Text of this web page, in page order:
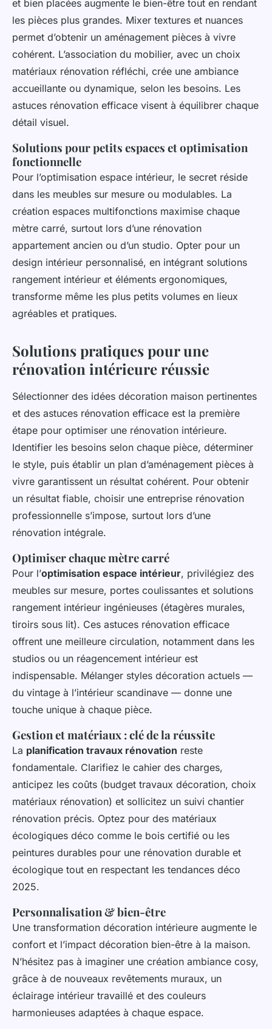
et bien placées augmente le bien-être tout en rendant
les pièces plus grandes. Mixer textures et nuances
permet d’obtenir un aménagement pièces à vivre
cohérent. L’association du mobilier, avec un choix
matériaux rénovation réfléchi, crée une ambiance
accueillante ou dynamique, selon les besoins. Les
astuces rénovation efficace visent à équilibrer chaque
détail visuel.
Solutions pour petits espaces et optimisation
fonctionnelle
Pour l’optimisation espace intérieur, le secret réside
dans les meubles sur mesure ou modulables. La
création espaces multifonctions maximise chaque
mètre carré, surtout lors d’une rénovation
appartement ancien ou d’un studio. Opter pour un
design intérieur personnalisé, en intégrant solutions
rangement intérieur et éléments ergonomiques,
transforme même les plus petits volumes en lieux
agréables et pratiques.
Solutions pratiques pour une
rénovation intérieure réussie
Sélectionner des idées décoration maison pertinentes
et des astuces rénovation efficace est la première
étape pour optimiser une rénovation intérieure.
Identifier les besoins selon chaque pièce, déterminer
le style, puis établir un plan d’aménagement pièces à
vivre garantissent un résultat cohérent. Pour obtenir
un résultat fiable, choisir une entreprise rénovation
professionnelle s’impose, surtout lors d’une
rénovation intégrale.
Optimiser chaque mètre carré
Pour l’optimisation espace intérieur, privilégiez des
meubles sur mesure, portes coulissantes et solutions
rangement intérieur ingénieuses (étagères murales,
tiroirs sous lit). Ces astuces rénovation efficace
offrent une meilleure circulation, notamment dans les
studios ou un réagencement intérieur est
indispensable. Mélanger styles décoration actuels —
du vintage à l’intérieur scandinave — donne une
touche unique à chaque pièce.
Gestion et matériaux : clé de la réussite
La planification travaux rénovation reste
fondamentale. Clarifiez le cahier des charges,
anticipez les coûts (budget travaux décoration, choix
matériaux rénovation) et sollicitez un suivi chantier
rénovation précis. Optez pour des matériaux
écologiques déco comme le bois certifié ou les
peintures durables pour une rénovation durable et
écologique tout en respectant les tendances déco
2025.
Personnalisation & bien-être
Une transformation décoration intérieure augmente le
confort et l’impact décoration bien-être à la maison.
N’hésitez pas à imaginer une création ambiance cosy,
grâce à de nouveaux revêtements muraux, un
éclairage intérieur travaillé et des couleurs
harmonieuses adaptées à chaque espace.